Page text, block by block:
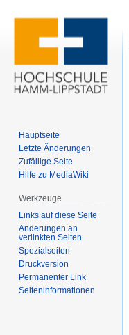
Hauptseite
Letzte Änderungen
Zufällige Seite
Hilfe zu MediaWiki
Werkzeuge
Links auf diese Seite
Änderungen an
verlinkten Seiten
Spezialseiten
Druckversion
Permanenter Link
Seiten­­informationen